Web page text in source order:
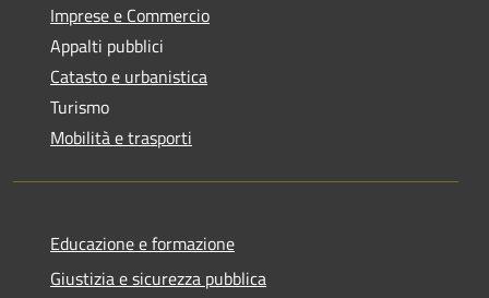
Imprese e Commercio
Appalti pubblici
Catasto e urbanistica
Turismo
Mobilità e trasporti
Educazione e formazione
Giustizia e sicurezza pubblica